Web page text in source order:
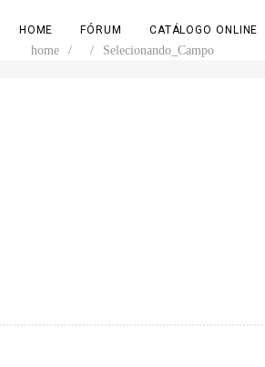
HOME FÓRUM CATÁLOGO ONLINE
home / / Selecionando_Campo